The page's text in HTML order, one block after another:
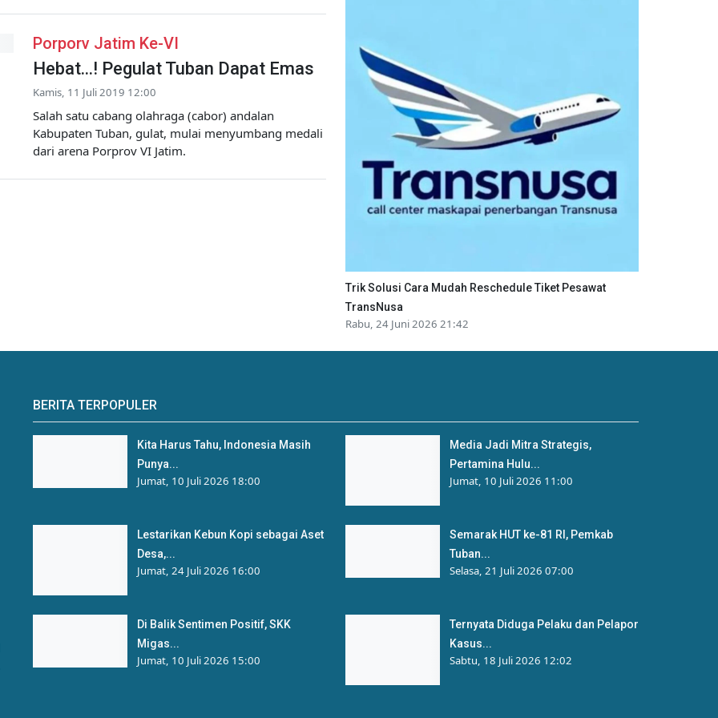
Porporv Jatim Ke-VI
Hebat...! Pegulat Tuban Dapat Emas
Kamis, 11 Juli 2019 12:00
Salah satu cabang olahraga (cabor) andalan
Kabupaten Tuban, gulat, mulai menyumbang medali
dari arena Porprov VI Jatim.
Trik Solusi Cara Mudah Reschedule Tiket Pesawat
TransNusa
Rabu, 24 Juni 2026 21:42
BERITA TERPOPULER
Kita Harus Tahu, Indonesia Masih
Punya...
Jumat, 10 Juli 2026 18:00
Media Jadi Mitra Strategis,
Pertamina Hulu...
Jumat, 10 Juli 2026 11:00
Lestarikan Kebun Kopi sebagai Aset
Desa,...
Jumat, 24 Juli 2026 16:00
Semarak HUT ke-81 RI, Pemkab
Tuban...
Selasa, 21 Juli 2026 07:00
Di Balik Sentimen Positif, SKK
Migas...
Jumat, 10 Juli 2026 15:00
Ternyata Diduga Pelaku dan Pelapor
Kasus...
Sabtu, 18 Juli 2026 12:02